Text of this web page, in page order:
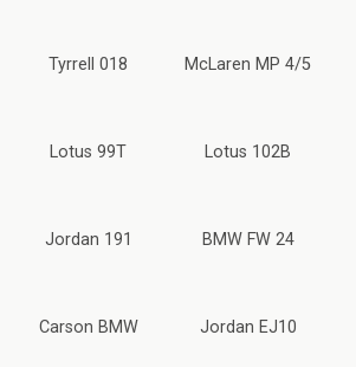
Tyrrell 018 McLaren MP 4/5
Lotus 99T Lotus 102B
Jordan 191 BMW FW 24
Carson BMW Jordan EJ10